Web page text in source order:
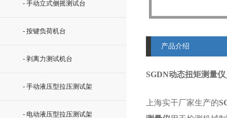
- 手动立式侧摇测试台
- 按键负荷机台
- 剥离力测试机台
- 手动液压型拉压测试架
- 电动液压型拉压测试架
产品介绍
SGDN动态扭矩测量
上海实干厂家生产的